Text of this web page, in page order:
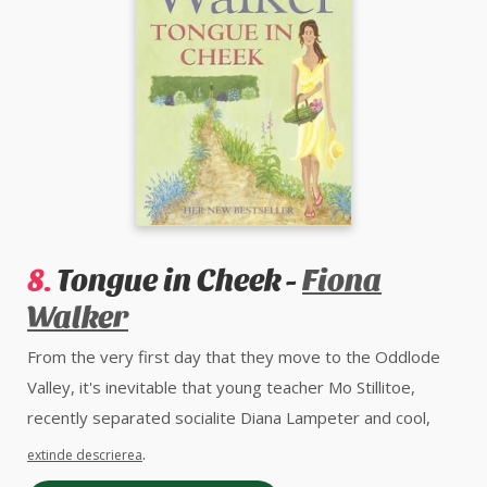
8. Tongue in Cheek -Fiona
Walker
From the very first day that they move to the Oddlode
Valley, it's inevitable that young teacher Mo Stillitoe,
recently separated socialite Diana Lampeter and cool,
retired dressage diva Anke Brakespear will find their lives
entangled. Despite their differing generations and
extinde descrierea.